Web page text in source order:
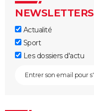
NEWSLETTERS
Actualité
Sport
Les dossiers d'actu